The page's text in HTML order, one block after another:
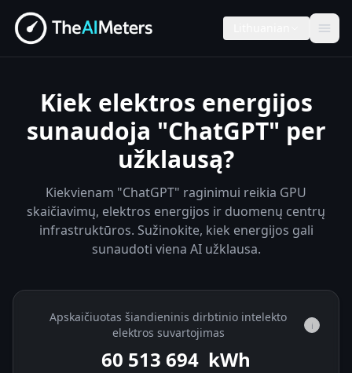
Kiek elektros energijos
sunaudoja "ChatGPT" per
užklausą?
Kiekvienam "ChatGPT" raginimui reikia GPU
skaičiavimų, elektros energijos ir duomenų centrų
infrastruktūros. Sužinokite, kiek energijos gali
sunaudoti viena AI užklausa.
Apskaičiuotas šiandieninis dirbtinio intelekto
elektros suvartojimas
i
60 514 202 kWh